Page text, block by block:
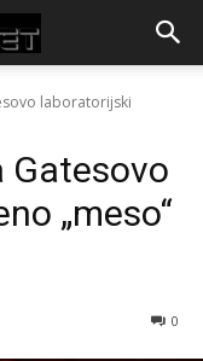
laboratorijski
Gatesovo
„meso“
0